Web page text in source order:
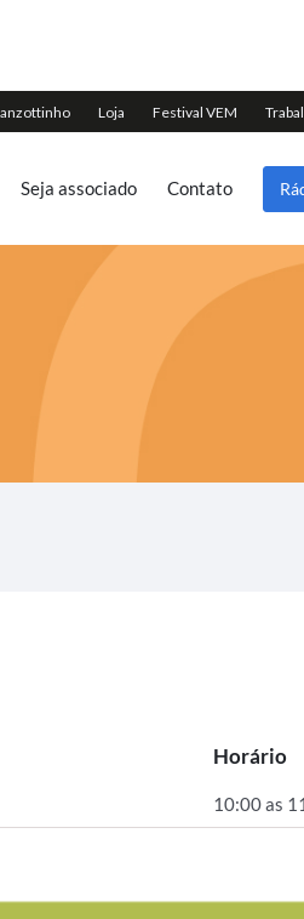
Seja associado Contato
Horário
10:00 as